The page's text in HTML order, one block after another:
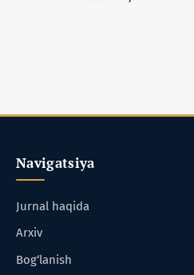
Navigatsiya
Jurnal haqida
Arxiv
Bog‘lanish